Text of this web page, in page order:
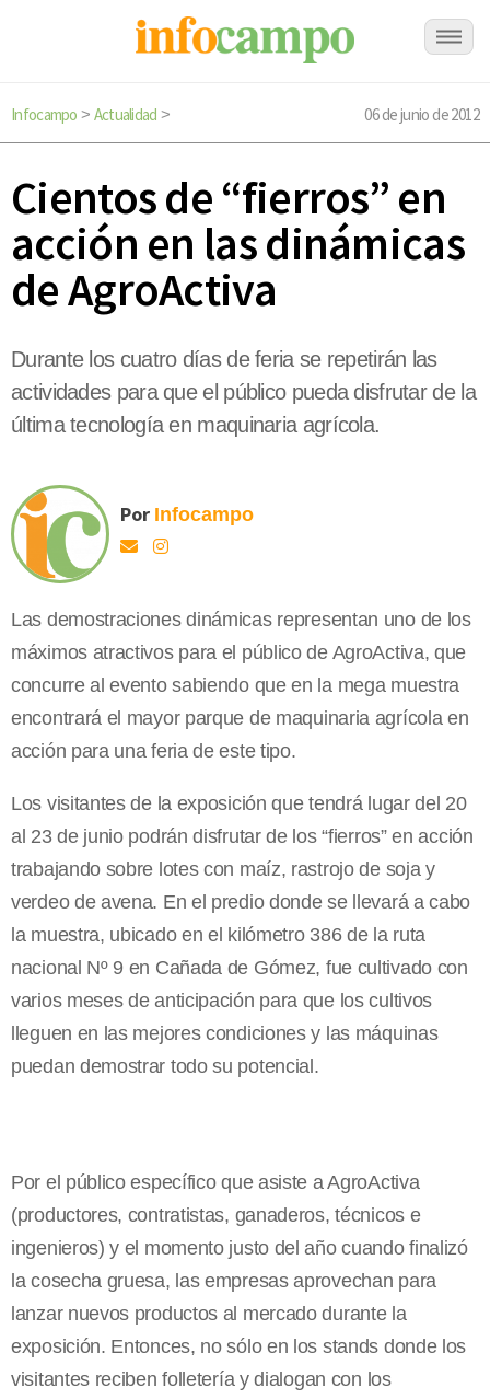
Infocampo > Actualidad > 06 de junio de 2012
Cientos de “fierros” en
acción en las dinámicas
de AgroActiva
Durante los cuatro días de feria se repetirán las
actividades para que el público pueda disfrutar de la
última tecnología en maquinaria agrícola.
Por Infocampo
Las demostraciones dinámicas representan uno de los
máximos atractivos para el público de AgroActiva, que
concurre al evento sabiendo que en la mega muestra
encontrará el mayor parque de maquinaria agrícola en
acción para una feria de este tipo.
Los visitantes de la exposición que tendrá lugar del 20
al 23 de junio podrán disfrutar de los “fierros” en acción
trabajando sobre lotes con maíz, rastrojo de soja y
verdeo de avena. En el predio donde se llevará a cabo
la muestra, ubicado en el kilómetro 386 de la ruta
nacional Nº 9 en Cañada de Gómez, fue cultivado con
varios meses de anticipación para que los cultivos
lleguen en las mejores condiciones y las máquinas
puedan demostrar todo su potencial.
Por el público específico que asiste a AgroActiva
(productores, contratistas, ganaderos, técnicos e
ingenieros) y el momento justo del año cuando finalizó
la cosecha gruesa, las empresas aprovechan para
lanzar nuevos productos al mercado durante la
exposición. Entonces, no sólo en los stands donde los
visitantes reciben folletería y dialogan con los